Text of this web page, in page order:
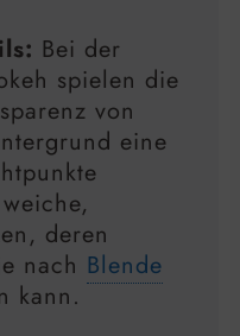
Bei der
spielen die
von
eine
deren
nach Blende
kann.